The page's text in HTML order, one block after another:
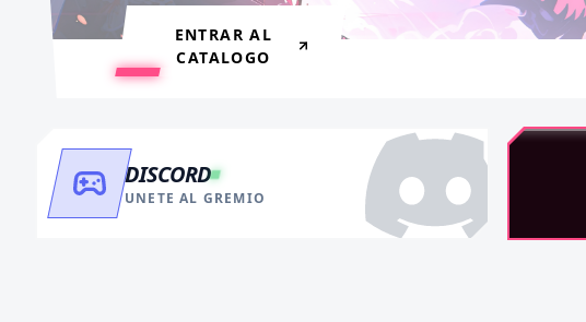
ENTRAR AL
CATALOGO
DISCORD
UNETE AL GREMIO